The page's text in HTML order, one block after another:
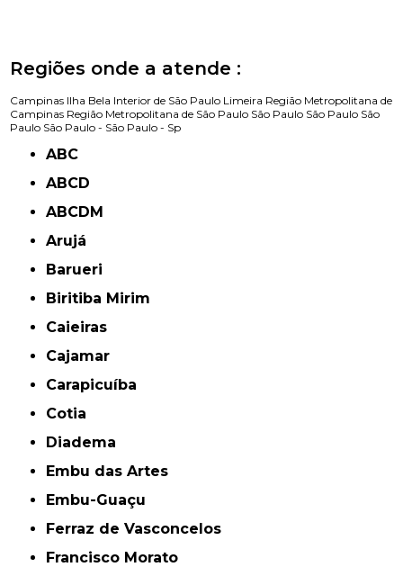
Regiões onde a atende :
Campinas Ilha Bela Interior de São Paulo Limeira Região Metropolitana de
Campinas Região Metropolitana de São Paulo São Paulo São Paulo São
Paulo São Paulo - São Paulo - Sp
ABC
ABCD
ABCDM
Arujá
Barueri
Biritiba Mirim
Caieiras
Cajamar
Carapicuíba
Cotia
Diadema
Embu das Artes
Embu-Guaçu
Ferraz de Vasconcelos
Francisco Morato